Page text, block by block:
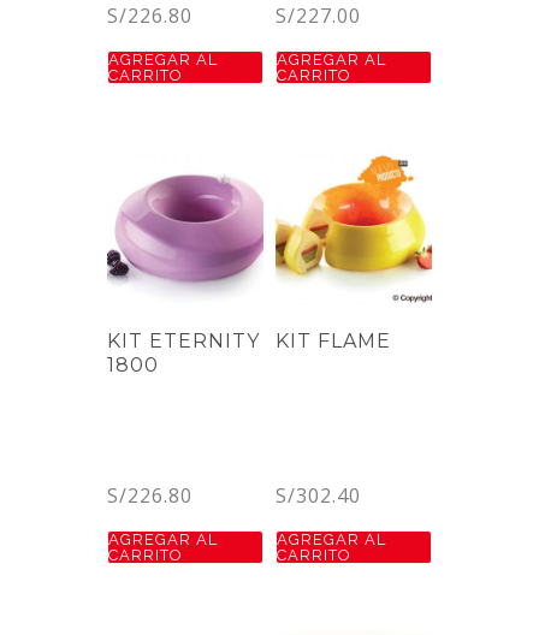
S/226.80
AGREGAR AL
CARRITO
S/227.00
AGREGAR AL
CARRITO
KIT ETERNITY
1800
S/226.80
AGREGAR AL
CARRITO
KIT FLAME
S/302.40
AGREGAR AL
CARRITO